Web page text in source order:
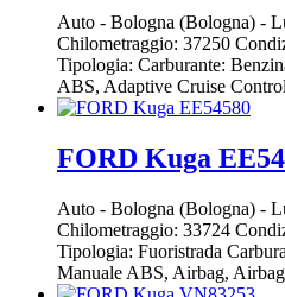
Auto - Bologna (Bologna) -
Chilometraggio: 37250
Tipologia: Carburante:
ABS, Adaptive Cruise
FORD Kuga
Auto - Bologna (Bologna) -
Chilometraggio: 33724
Tipologia: Fuoristrada
Manuale ABS, Airbag,